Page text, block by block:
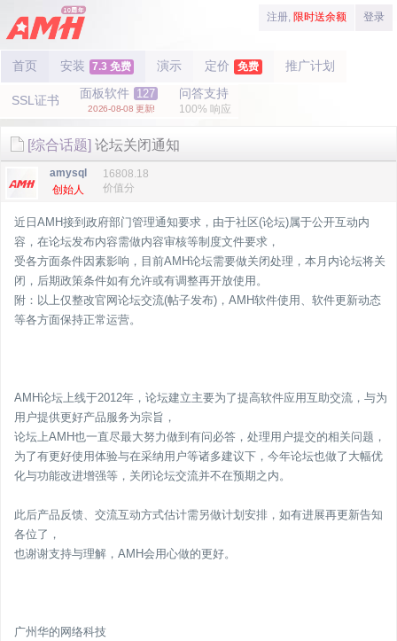
注册, 限时送余额 登录
首页 安装 7.3 免费 演示 定价 免费 推广计划
SSL证书 面板软件 127
2026-08-08 更新!
问答支持
100% 响应
[综合话题] 论坛关闭通知
amysql
创始人
16808.18
价值分
近日AMH接到政府部门管理通知要求，由于社区(论坛)属于公开互动内
容，在论坛发布内容需做内容审核等制度文件要求，
受各方面条件因素影响，目前AMH论坛需要做关闭处理，本月内论坛将关
闭，后期政策条件如有允许或有调整再开放使用。
附：以上仅整改官网论坛交流(帖子发布)，AMH软件使用、软件更新动态
等各方面保持正常运营。
AMH论坛上线于2012年，论坛建立主要为了提高软件应用互助交流，与为
用户提供更好产品服务为宗旨，
论坛上AMH也一直尽最大努力做到有问必答，处理用户提交的相关问题，
为了有更好使用体验与在采纳用户等诸多建议下，今年论坛也做了大幅优
化与功能改进增强等，关闭论坛交流并不在预期之内。
此后产品反馈、交流互动方式估计需另做计划安排，如有进展再更新告知
各位了，
也谢谢支持与理解，AMH会用心做的更好。
广州华的网络科技